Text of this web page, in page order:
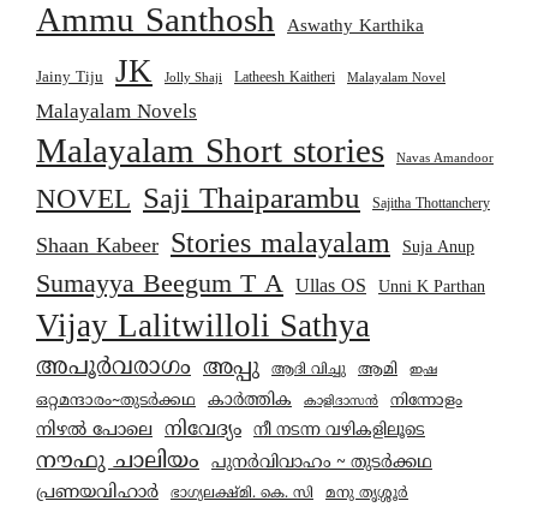
Ammu Santhosh Aswathy Karthika
Jainy Tiju JK Jolly Shaji Latheesh Kaitheri Malayalam Novel
Malayalam Novels
Malayalam Short stories Navas Amandoor
NOVEL Saji Thaiparambu Sajitha Thottanchery
Shaan Kabeer Stories malayalam Suja Anup
Sumayya Beegum T A Ullas OS Unni K Parthan
Vijay Lalitwilloli Sathya
അപൂർവരാഗം അപ്പു ആദി വിച്ചു ആമി ഇഷ
ഒറ്റമന്ദാരം~തുടർക്കഥ കാര്‍ത്തിക കാളിദാസൻ നിന്നോളം
നിഴൽ പോലെ നിവേദ്യം നീ നടന്ന വഴികളിലൂടെ
നൗഫു ചാലിയം പുനർവിവാഹം ~ തുടർക്കഥ
പ്രണയവിഹാർ ഭാഗ്യലക്ഷ്മി. കെ. സി
മനു തൃശ്ശൂർ